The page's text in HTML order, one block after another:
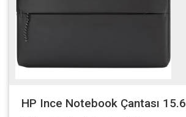
HP Ince Notebook Çantası 15.6